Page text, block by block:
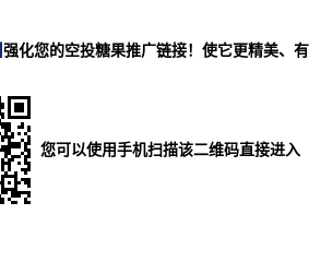
强化您的空投糖果推广链接！使它更精美、有
您可以使用手机扫描该二维码直接进入